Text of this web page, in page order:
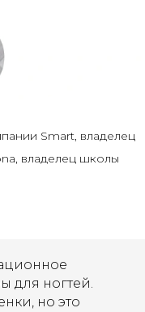
Smart, владелец
владелец школы
для ногтей.
но это